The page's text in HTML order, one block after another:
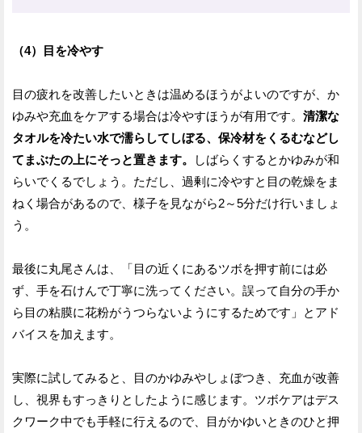
（4）目を冷やす
目の疲れを改善したいときは温めるほうがよいのですが、か
ゆみや充血をケアする場合は冷やすほうが有用です。 清潔な
タオルを冷たい水で濡らしてしぼる、保冷材をくるむなどし
てまぶたの上にそっと置きます。
しばらくするとかゆみが和
らいでくるでしょう。ただし、過剰に冷やすと目の乾燥をま
ねく場合があるので、様子を見ながら2～5分だけ行いましょ
う。
最後に丸尾さんは、「目の近くにあるツボを押す前には必
ず、手を石けんで丁寧に洗ってください。誤って自分の手か
ら目の粘膜に花粉がうつらないようにするためです」とアド
バイスを加えます。
実際に試してみると、目のかゆみやしょぼつき、充血が改善
し、視界もすっきりとしたように感じます。ツボケアはデス
クワーク中でも手軽に行えるので、目がかゆいときのひと押